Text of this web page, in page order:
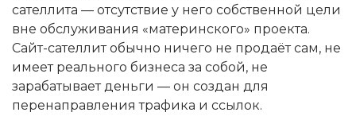
сателлита — отсутствие у него собственной цели
вне обслуживания «материнского» проекта.
Сайт-сателлит обычно ничего не продаёт сам, не
имеет реального бизнеса за собой, не
зарабатывает деньги — он создан для
перенаправления трафика и ссылок.